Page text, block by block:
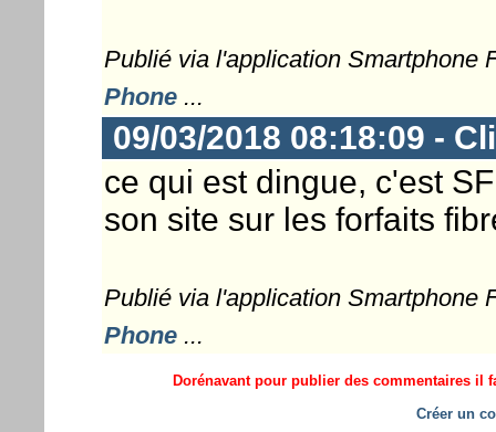
Publié via l'application Smartphone
Phone...
09/03/2018 08:18:09 -
ce qui est dingue, c'est
son site sur les forfaits
Publié via l'application Smartphone
Phone...
Dorénavant pour publier des commentaires il
Créer un